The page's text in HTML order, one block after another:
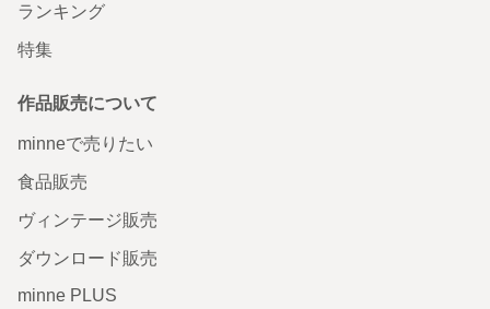
ランキング
特集
作品販売について
minneで売りたい
食品販売
ヴィンテージ販売
ダウンロード販売
minne PLUS